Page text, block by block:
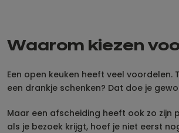
Waarom kiezen
Een open keuken heeft veel
een drankje schenken? Dat doe je
Maar een afscheiding heeft ook zo zijn
als je bezoek krijgt, hoef je niet eerst